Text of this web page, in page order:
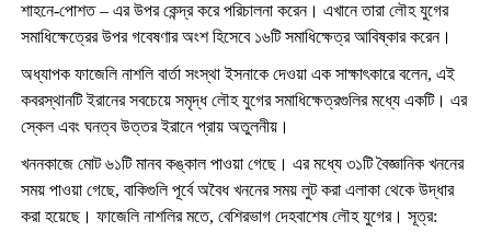
শাহনে-পোশত – এর উপর কেন্দ্র করে পরিচালনা করেন। এখানে তারা লৌহ যুগের
সমাধিক্ষেত্রের উপর গবেষণার অংশ হিসেবে ১৬টি সমাধিক্ষেত্র আবিষ্কার করেন।
অধ্যাপক ফাজেলি নাশলি বার্তা সংস্থা ইসনাকে দেওয়া এক সাক্ষাৎকারে বলেন, এই
কবরস্থানটি ইরানের সবচেয়ে সমৃদ্ধ লৌহ যুগের সমাধিক্ষেত্রগুলির মধ্যে একটি। এর
স্কেল এবং ঘনত্ব উত্তর ইরানে প্রায় অতুলনীয়।
খননকাজে মোট ৬১টি মানব কঙ্কাল পাওয়া গেছে। এর মধ্যে ৩১টি বৈজ্ঞানিক খননের
সময় পাওয়া গেছে, বাকিগুলি পূর্বে অবৈধ খননের সময় লুট করা এলাকা থেকে উদ্ধার
করা হয়েছে। ফাজেলি নাশলির মতে, বেশিরভাগ দেহবাশেষ লৌহ যুগের। সূত্র: